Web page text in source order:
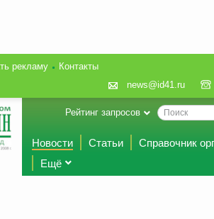
рекламу
Контакты
news@id41.ru
Рейтинг запросов
Новости Статьи
Справочник
Ещё